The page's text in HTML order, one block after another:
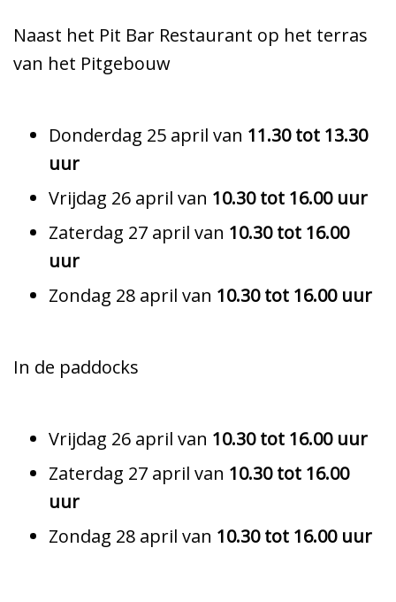
Naast het Pit Bar Restaurant op het terras
van het Pitgebouw
Donderdag 25 april van 11.30 tot 13.30
uur
Vrijdag 26 april van 10.30 tot 16.00 uur
Zaterdag 27 april van 10.30 tot 16.00
uur
Zondag 28 april van 10.30 tot 16.00 uur
In de paddocks
Vrijdag 26 april van 10.30 tot 16.00 uur
Zaterdag 27 april van 10.30 tot 16.00
uur
Zondag 28 april van 10.30 tot 16.00 uur